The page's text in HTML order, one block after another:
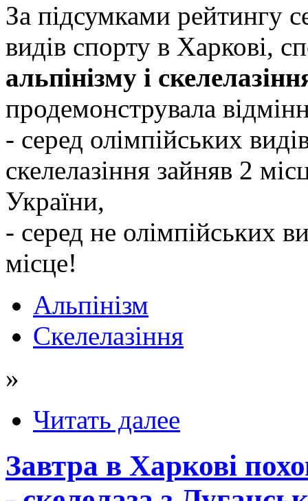
За підсумками рейтингу
видів спорту в Харкові,
альпінізму і
продемонструвала
- серед олімпійських
скелелазіння зайняв 2
України,
- серед не олімпійських
місце!
Альпінізм
Скелелазіння
»
Читать далее
Завтра в Харкові